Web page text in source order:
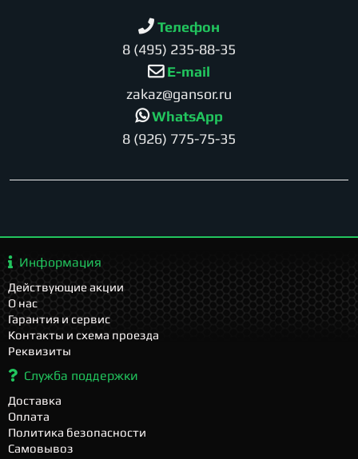
Телефон
8 (495) 235-88-35
E-mail
zakaz@gansor.ru
WhatsApp
8 (926) 775-75-35
Информация
Действующие акции
О нас
Гарантия и сервис
Контакты и схема проезда
Реквизиты
Служба поддержки
Доставка
Оплата
Политика безопасности
Самовывоз